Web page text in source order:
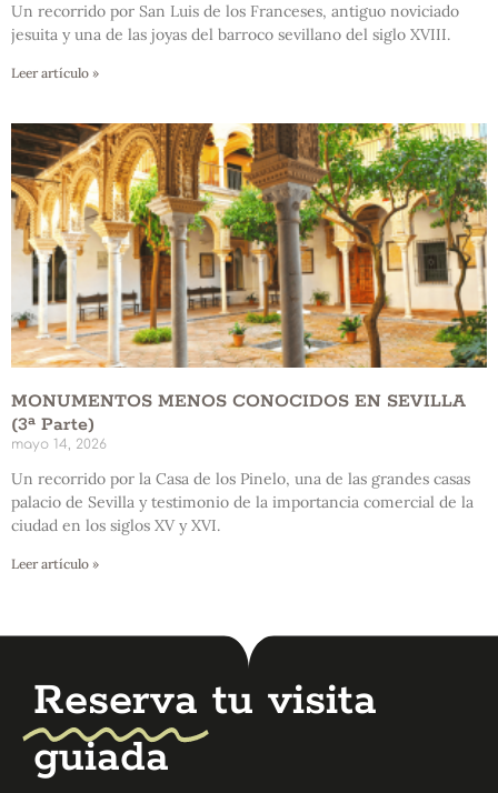
Un recorrido por San Luis de los Franceses, antiguo noviciado
jesuita y una de las joyas del barroco sevillano del siglo XVIII.
Leer artículo »
MONUMENTOS MENOS CONOCIDOS EN SEVILLA
(3ª Parte)
mayo 14, 2026
Un recorrido por la Casa de los Pinelo, una de las grandes casas
palacio de Sevilla y testimonio de la importancia comercial de la
ciudad en los siglos XV y XVI.
Leer artículo »
Reserva tu visita
guiada